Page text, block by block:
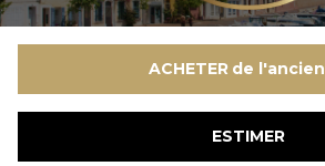
ACHETER de l'ancien
ESTIMER